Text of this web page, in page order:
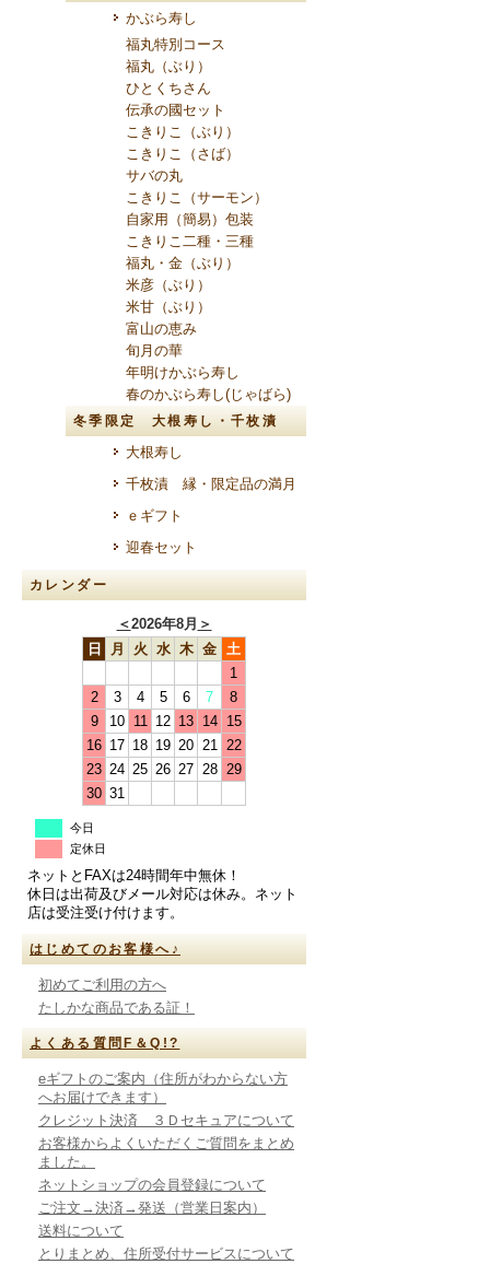
かぶら寿し
福丸特別コース
福丸（ぶり）
ひとくちさん
伝承の國セット
こきりこ（ぶり）
こきりこ（さば）
サバの丸
こきりこ（サーモン）
自家用（簡易）包装
こきりこ二種・三種
福丸・金（ぶり）
米彦（ぶり）
米甘（ぶり）
富山の恵み
旬月の華
年明けかぶら寿し
春のかぶら寿し(じゃばら)
冬季限定 大根寿し・千枚漬
大根寿し
千枚漬 縁・限定品の満月
ｅギフト
迎春セット
カレンダー
＜2026年8月 ＞
日
月 火 水 木 金 土
1
2
3 4 5 6 7
8
9
10 11 12 13 14
15
16 17 18 19 20 21 22
23 24 25 26 27 28 29
30 31
今日
定休日
ネットとFAXは24時間年中無休！
休日は出荷及びメール対応は休み。ネット
店は受注受け付けます。
はじめてのお客様へ♪
初めてご利用の方へ
たしかな商品である証！
よくある質問F＆Q!?
eギフトのご案内（住所がわからない方
へお届けできます）
クレジット決済 ３Ｄセキュアについて
お客様からよくいただくご質問をまとめ
ました。
ネットショップの会員登録について
ご注文→決済→発送（営業日案内）
送料について
とりまとめ、住所受付サービスについて